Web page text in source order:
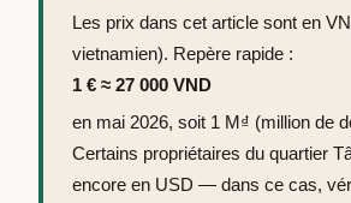
Les prix dans cet article sont en
vietnamien). Repère rapide :
1 € ≈ 27 000 VND
en mai 2026, soit 1 M₫ (million de
Certains propriétaires du quartier
encore en USD — dans ce cas,